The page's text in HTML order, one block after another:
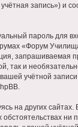
запись») и
пароль для
«Форум
запрашиваемая
и
учётной
на других сайтах.
ни